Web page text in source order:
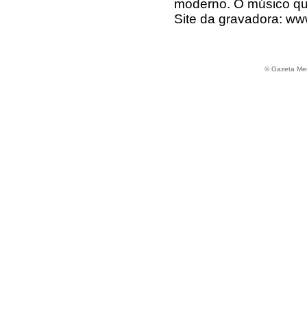
moderno. O músico
Site da gravadora:
© Gazeta